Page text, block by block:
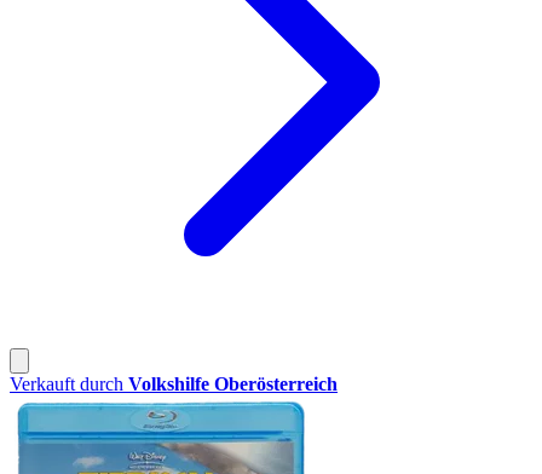
Verkauft durch Volkshilfe Oberösterreich